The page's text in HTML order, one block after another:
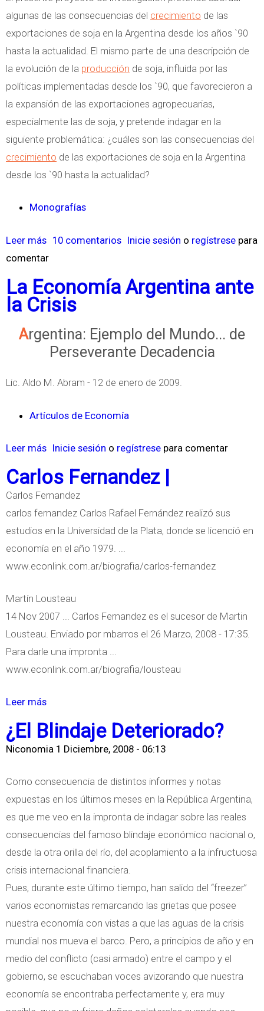
l
algunas de las consecuencias del crecimiento de las
exportaciones de soja en la Argentina desde los años `90
hasta la actualidad. El mismo parte de una descripción de
la evolución de la producción de soja, influida por las
políticas implementadas desde los `90, que favorecieron a
la expansión de las exportaciones agropecuarias,
especialmente las de soja, y pretende indagar en la
siguiente problemática: ¿cuáles son las consecuencias del
crecimiento de las exportaciones de soja en la Argentina
desde los `90 hasta la actualidad?
Monografías
Leer más
o
r
e
E
r
c
m
i
e
l
a
E
x
t
a
i
o
n
e
s
d
e
S
o
j
a
y
s
10 comentarios Inicie sesión o regístrese para
comentar
La Economía Argentina ante
la Crisis
Argentina: Ejemplo del Mundo... de
Perseverante Decadencia
Lic. Aldo M. Abram - 12 de enero de 2009.
Artículos de Economía
Leer más
b
r
e
L
a
E
r
g
n
t
i
n
a
a
n
t
e
l
a
C
r
Inicie sesión o regístrese para comentar
Carlos Fernandez |
Carlos Fernandez
carlos fernandez Carlos Rafael Fernández realizó sus
estudios en la Universidad de la Plata, donde se licenció en
economía en el año 1979. ...
www.econlink.com.ar/biografia/carlos-fernandez
Martín Lousteau
14 Nov 2007 ... Carlos Fernandez es el sucesor de Martin
Lousteau. Enviado por mbarros el 26 Marzo, 2008 - 17:35.
Para darle una impronta ...
www.econlink.com.ar/biografia/lousteau
Leer más
o
b
r
¿El Blindaje Deteriorado?
Niconomia 1 Diciembre, 2008 - 06:13
Como consecuencia de distintos informes y notas
expuestas en los últimos meses en la República Argentina,
es que me veo en la impronta de indagar sobre las reales
consecuencias del famoso blindaje económico nacional o,
desde la otra orilla del río, del acoplamiento a la infructuosa
crisis internacional financiera.
Pues, durante este último tiempo, han salido del “freezer”
varios economistas remarcando las grietas que posee
nuestra economía con vistas a que las aguas de la crisis
mundial nos mueva el barco. Pero, a principios de año y en
medio del conflicto (casi armado) entre el campo y el
gobierno, se escuchaban voces avizorando que nuestra
economía se encontraba perfectamente y, era muy